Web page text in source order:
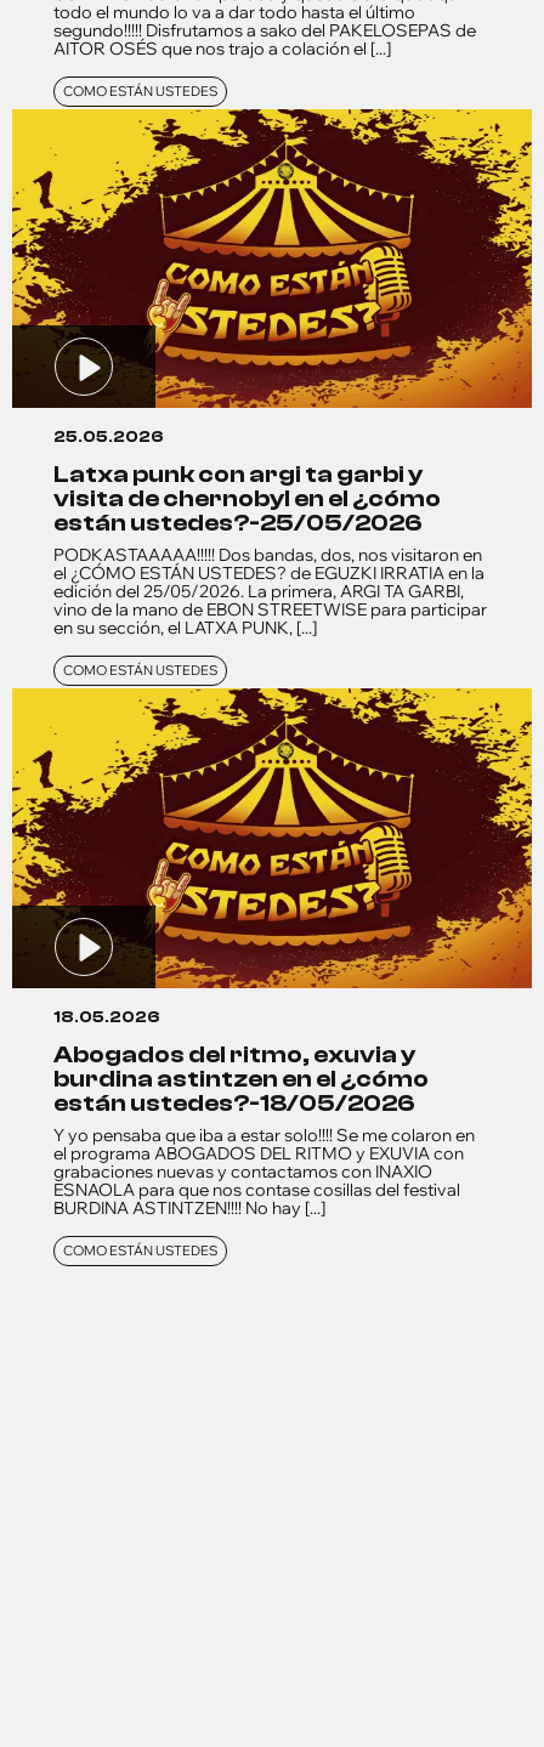
todo el mundo lo va a dar todo hasta el último
segundo!!!!! Disfrutamos a sako del PAKELOSEPAS de
AITOR OSÉS que nos trajo a colación el [...]
COMO ESTÁN USTEDES
25.05.2026
latxa punk con argi ta garbi y
visita de chernobyl en el ¿cómo
están ustedes?-25/05/2026
PODKASTAAAAA!!!!! Dos bandas, dos, nos visitaron en
el ¿CÓMO ESTÁN USTEDES? de EGUZKI IRRATIA en la
edición del 25/05/2026. La primera, ARGI TA GARBI,
vino de la mano de EBON STREETWISE para participar
en su sección, el LATXA PUNK, [...]
COMO ESTÁN USTEDES
18.05.2026
abogados del ritmo, exuvia y
burdina astintzen en el ¿cómo
están ustedes?-18/05/2026
Y yo pensaba que iba a estar solo!!!! Se me colaron en
el programa ABOGADOS DEL RITMO y EXUVIA con
grabaciones nuevas y contactamos con INAXIO
ESNAOLA para que nos contase cosillas del festival
BURDINA ASTINTZEN!!!! No hay [...]
COMO ESTÁN USTEDES